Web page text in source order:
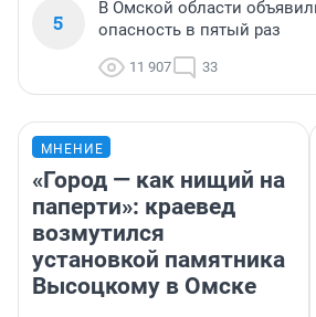
5
В Омской области
опасность в пятый раз
11 907 33
МНЕНИЕ
«Город — как нищий на
паперти»: краевед
возмутился
установкой памятника
Высоцкому в Омске